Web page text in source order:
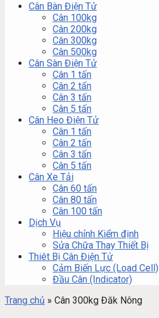
Cân Bàn Điện Tử
Cân 100kg
Cân 200kg
Cân 300kg
Cân 500kg
Cân Sàn Điện Tử
Cân 1 tấn
Cân 2 tấn
Cân 3 tấn
Cân 5 tấn
Cân Heo Điện Tử
Cân 1 tấn
Cân 2 tấn
Cân 3 tấn
Cân 5 tấn
Cân Xe Tải
Cân 60 tấn
Cân 80 tấn
Cân 100 tấn
Dịch Vụ
Hiệu chỉnh Kiểm định
Sửa Chữa Thay Thiết Bị
Thiêt Bị Cân Điện Tử
Cảm Biến Lực (Load Cell)
Đầu Cân (Indicator)
Trang chủ » Cân 300kg Đăk Nông